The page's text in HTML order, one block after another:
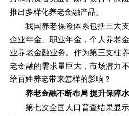
推出多样化养老金融产品。
我国养老保险体系包括三大
企业年金、职业年金，个人养老
业养老金融业务。作为第三支柱
老金融的需求量巨大，市场潜力
给百姓养老带来怎样的影响？
养老金融不断布局 提升保障
第七次全国人口普查结果显